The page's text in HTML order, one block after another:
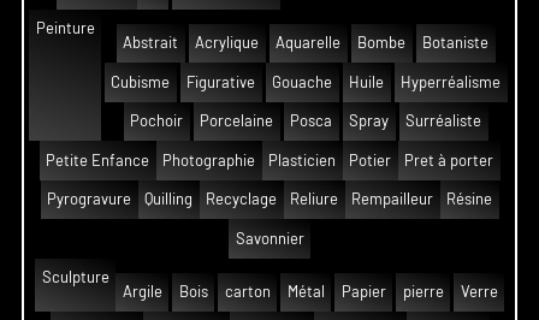
Peinture
Abstrait
Acrylique Aquarelle Bombe Botaniste
Cubisme Figurative Gouache Huile Hyperréalisme
Pochoir Porcelaine Posca Spray Surréaliste
Petite Enfance Photographie Plasticien Potier Pret à porter
Pyrogravure Quilling Recyclage Reliure Rempailleur Résine
Savonnier
Sculpture
Argile
Bois carton Métal Papier pierre Verre